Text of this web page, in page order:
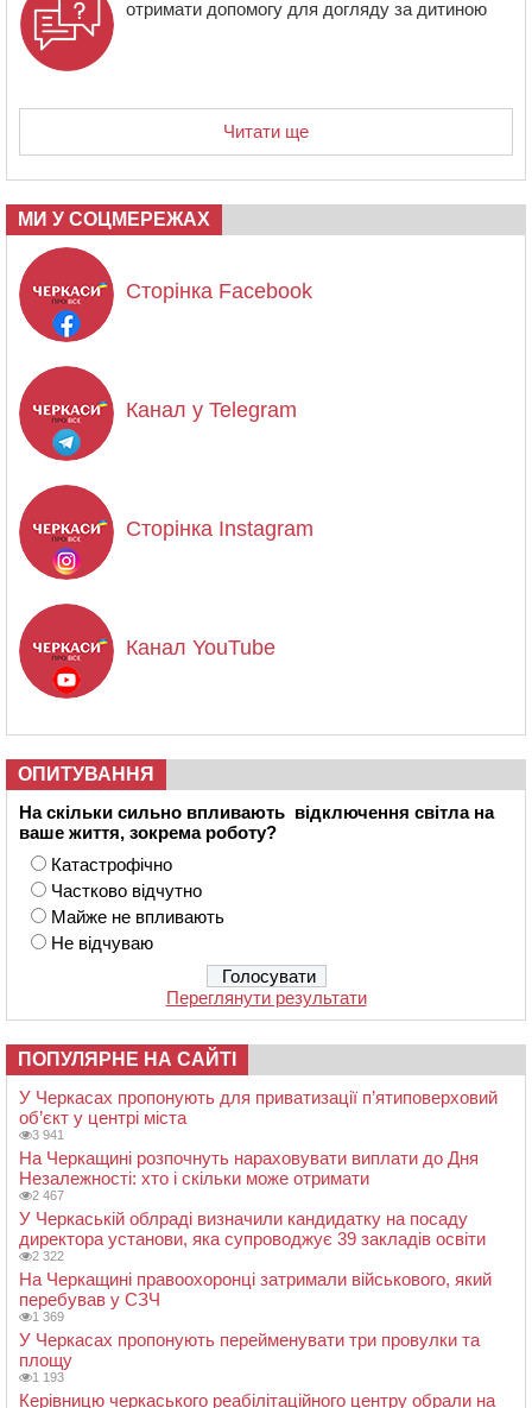
отримати допомогу для догляду за дитиною
Читати ще
МИ У СОЦМЕРЕЖАХ
Сторінка Facebook
Канал у Telegram
Сторінка Instagram
Канал YouTube
ОПИТУВАННЯ
На скільки сильно впливають відключення світла на
ваше життя, зокрема роботу?
Катастрофічно
Частково відчутно
Майже не впливають
Не відчуваю
Переглянути результати
ПОПУЛЯРНЕ НА САЙТІ
У Черкасах пропонують для приватизації п’ятиповерховий
об’єкт у центрі міста
3 941
На Черкащині розпочнуть нараховувати виплати до Дня
Незалежності: хто і скільки може отримати
2 467
У Черкаській облраді визначили кандидатку на посаду
директора установи, яка супроводжує 39 закладів освіти
2 322
На Черкащині правоохоронці затримали військового, який
перебував у СЗЧ
1 369
У Черкасах пропонують перейменувати три провулки та
площу
1 193
Керівницю черкаського реабілітаційного центру обрали на